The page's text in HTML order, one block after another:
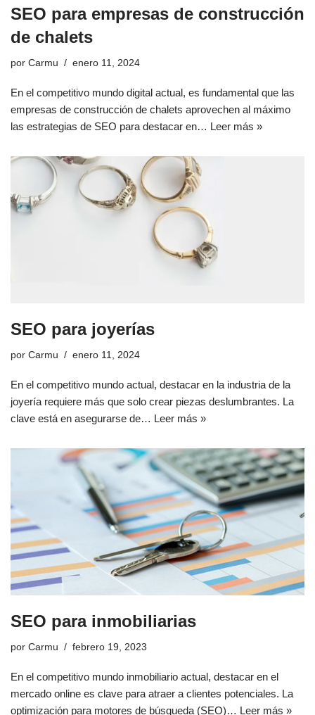
SEO para empresas de construcción
de chalets
por Carmu enero 11, 2024
En el competitivo mundo digital actual, es fundamental que las
empresas de construcción de chalets aprovechen al máximo
las estrategias de SEO para destacar en… Leer más »
SEO para joyerías
por Carmu enero 11, 2024
En el competitivo mundo actual, destacar en la industria de la
joyería requiere más que solo crear piezas deslumbrantes. La
clave está en asegurarse de… Leer más »
SEO para inmobiliarias
por Carmu febrero 19, 2023
En el competitivo mundo inmobiliario actual, destacar en el
mercado online es clave para atraer a clientes potenciales. La
optimización para motores de búsqueda (SEO)… Leer más »